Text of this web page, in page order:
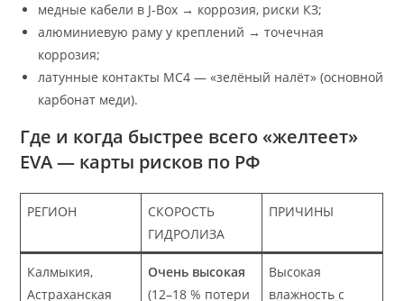
медные кабели в J-Box → коррозия, риски КЗ;
алюминиевую раму у креплений → точечная
коррозия;
латунные контакты MC4 — «зелёный налёт» (основной
карбонат меди).
Где и когда быстрее всего «желтеет»
EVA — карты рисков по РФ
РЕГИОН
СКОРОСТЬ
ГИДРОЛИЗА
ПРИЧИНЫ
Калмыкия,
Астраханская
Очень высокая
(12–18 % потери
Высокая
влажность с